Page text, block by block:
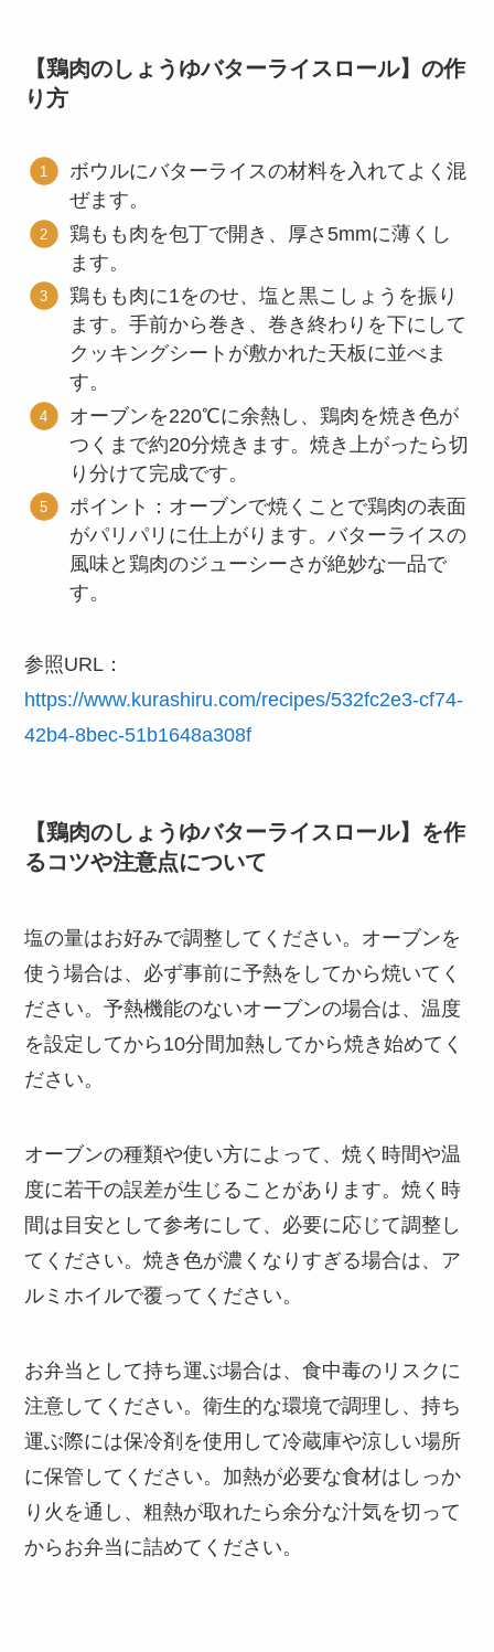
【鶏肉のしょうゆバターライスロール】の作
り方
ボウルにバターライスの材料を入れてよく混
ぜます。
鶏もも肉を包丁で開き、厚さ5mmに薄くし
ます。
鶏もも肉に1をのせ、塩と黒こしょうを振り
ます。手前から巻き、巻き終わりを下にして
クッキングシートが敷かれた天板に並べま
す。
オーブンを220℃に余熱し、鶏肉を焼き色が
つくまで約20分焼きます。焼き上がったら切
り分けて完成です。
ポイント：オーブンで焼くことで鶏肉の表面
がパリパリに仕上がります。バターライスの
風味と鶏肉のジューシーさが絶妙な一品で
す。
参照URL：
https://www.kurashiru.com/recipes/532fc2e3-cf74-
42b4-8bec-51b1648a308f
【鶏肉のしょうゆバターライスロール】を作
るコツや注意点について
塩の量はお好みで調整してください。オーブンを
使う場合は、必ず事前に予熱をしてから焼いてく
ださい。予熱機能のないオーブンの場合は、温度
を設定してから10分間加熱してから焼き始めてく
ださい。
オーブンの種類や使い方によって、焼く時間や温
度に若干の誤差が生じることがあります。焼く時
間は目安として参考にして、必要に応じて調整し
てください。焼き色が濃くなりすぎる場合は、ア
ルミホイルで覆ってください。
お弁当として持ち運ぶ場合は、食中毒のリスクに
注意してください。衛生的な環境で調理し、持ち
運ぶ際には保冷剤を使用して冷蔵庫や涼しい場所
に保管してください。加熱が必要な食材はしっか
り火を通し、粗熱が取れたら余分な汁気を切って
からお弁当に詰めてください。